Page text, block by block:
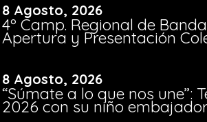
8 Agosto, 2026
4º Camp. Regional de
Apertura y Presentación
8 Agosto, 2026
“Súmate a lo que nos une”:
2026 con su niño